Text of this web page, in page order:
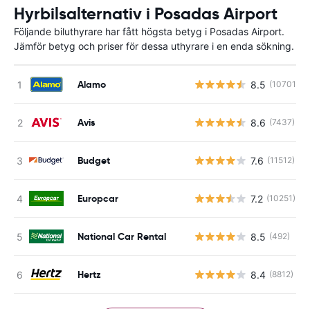
Hyrbilsalternativ i Posadas Airport
Följande biluthyrare har fått högsta betyg i Posadas Airport.
Jämför betyg och priser för dessa uthyrare i en enda sökning.
Alamo 8.5 (10701)
Avis 8.6 (7437)
Budget 7.6 (11512)
Europcar 7.2 (10251)
National Car Rental 8.5 (492)
Hertz 8.4 (8812)